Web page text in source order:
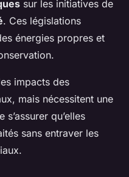
sur les initiatives de
. Ces législations
énergies propres et
impacts des
mais nécessitent une
qu’elles
sans entraver les